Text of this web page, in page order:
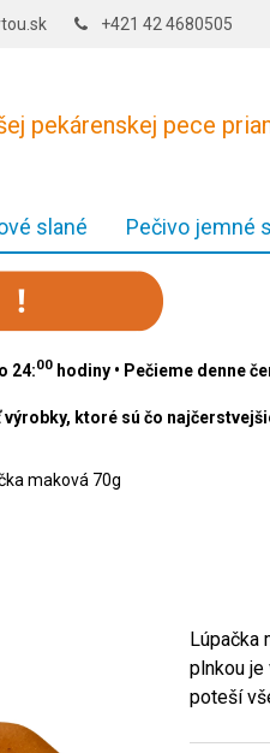
pekárenskej pece
+421 42 4680505
slané Pečivo jemné
24:00 hodiny • Pečieme denne
ktoré sú čo
maková 70g
Lúpačka
plnkou je
poteší